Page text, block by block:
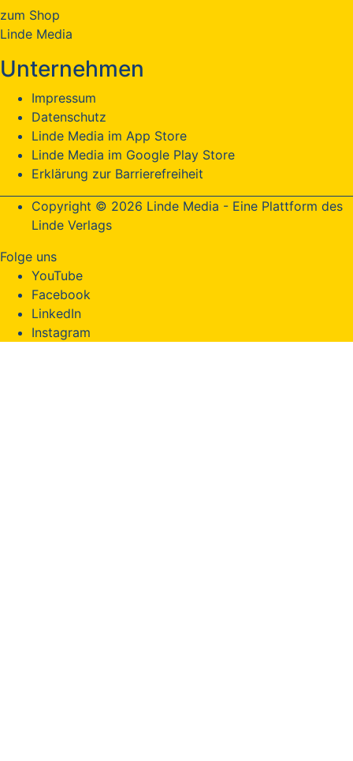
zum Shop
Linde Media
Unternehmen
Impressum
Datenschutz
Linde Media im App Store
Linde Media im Google Play Store
Erklärung zur Barrierefreiheit
Copyright © 2026 Linde Media - Eine Plattform des
Linde Verlags
Folge uns
YouTube
Facebook
LinkedIn
Instagram